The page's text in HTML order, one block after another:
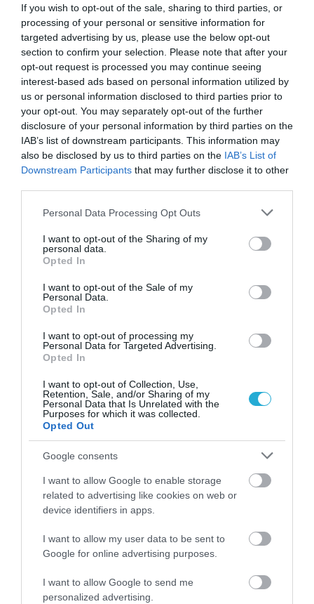
If you wish to opt-out of the sale, sharing to third parties, or
processing of your personal or sensitive information for
targeted advertising by us, please use the below opt-out
section to confirm your selection. Please note that after your
opt-out request is processed you may continue seeing
interest-based ads based on personal information utilized by
us or personal information disclosed to third parties prior to
your opt-out. You may separately opt-out of the further
disclosure of your personal information by third parties on the
IAB’s list of downstream participants. This information may
also be disclosed by us to third parties on the IAB’s List of
Downstream Participants that may further disclose it to other
Please note that this website/app uses one or more Google
not limited to your visit or usage behaviour. You may click to
grant or deny consent to Google and its third-party tags to
use your data for below specified purposes in below Google
consent section.
Personal Data Processing Opt Outs
I want to opt-out of the Sharing of my
personal data.
Opted In
I want to opt-out of the Sale of my
Personal Data.
Opted In
I want to opt-out of processing my
Personal Data for Targeted Advertising.
Opted In
I want to opt-out of Collection, Use,
Retention, Sale, and/or Sharing of my
Personal Data that Is Unrelated with the
Purposes for which it was collected.
Opted Out
Google consents
I want to allow Google to enable storage
related to advertising like cookies on web or
device identifiers in apps.
I want to allow my user data to be sent to
Google for online advertising purposes.
I want to allow Google to send me
personalized advertising.
31.07.2026 15:11
Το σημάδι στο πόδι που μπορεί να κρύβει
θρόμβωση
Τι είναι η χολοκυστεκτομή στην οποία
υποβλήθηκε ο Μ.Χατζηγιάννης: Tα
συμπτώματα που οδηγούν στην επέμβαση
31.07.2026 15:06
Οι τροφές που βοηθούν στη μακροζωία